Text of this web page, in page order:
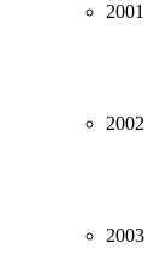
2001
2002
2003